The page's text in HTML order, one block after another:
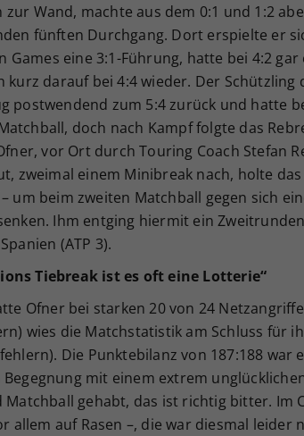
zur Wand, machte aus dem 0:1 und 1:2
fünften Durchgang. Dort erspielte er
Games eine 3:1-Führung, hatte bei 4:2
kurz darauf bei 4:4 wieder. Der Schützling
postwendend zum 5:4 zurück und hatte
doch nach Kampf folgte das
vor Ort durch Touring Coach Stefan
zweimal einem Minibreak nach, holte
um beim zweiten Matchball gegen sich
Ihm entging hiermit ein
(ATP 3).
Tiebreak ist es oft eine Lotterie“
Ofner bei starken 20 von 24
wies die Matchstatistik am Schluss für
Die Punktebilanz von 187:188 war
mit einem extrem
Matchball gehabt, das ist richtig bitter. Im
allem auf Rasen –, die war diesmal leider